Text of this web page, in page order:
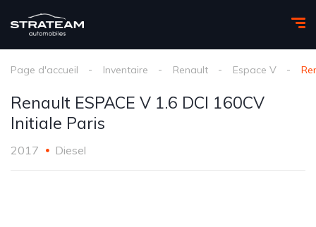
Page d'accueil Inventaire Renault Espace V
Renault ESPACE V 1.6 DCI 160CV
Initiale Paris
2017 Diesel